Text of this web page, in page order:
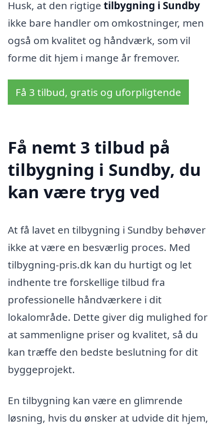
Husk, at den rigtige tilbygning i Sundby
ikke bare handler om omkostninger, men
også om kvalitet og håndværk, som vil
forme dit hjem i mange år fremover.
Få 3 tilbud, gratis og uforpligtende
Få nemt 3 tilbud på
tilbygning i Sundby, du
kan være tryg ved
At få lavet en tilbygning i Sundby behøver
ikke at være en besværlig proces. Med
tilbygning-pris.dk kan du hurtigt og let
indhente tre forskellige tilbud fra
professionelle håndværkere i dit
lokalområde. Dette giver dig mulighed for
at sammenligne priser og kvalitet, så du
kan træffe den bedste beslutning for dit
byggeprojekt.
En tilbygning kan være en glimrende
løsning, hvis du ønsker at udvide dit hjem,